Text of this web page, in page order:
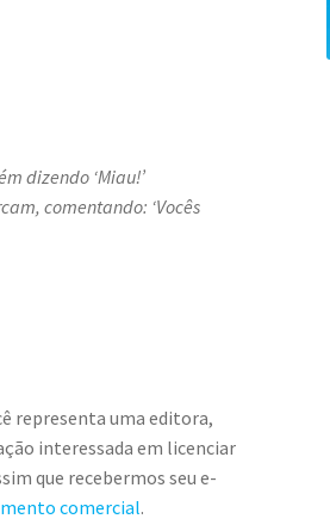
dizendo ‘Miau!’
comentando: ‘Vocês
representa uma editora,
interessada em licenciar
que recebermos seu e-
comercial.